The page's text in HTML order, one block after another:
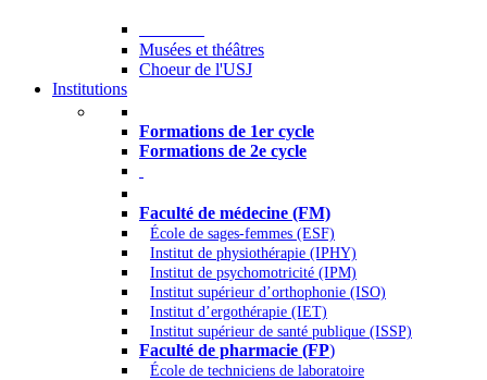
Musées et théâtres
Choeur de l'USJ
Institutions
Formations de 1er cycle
Formations de 2e cycle
Faculté de médecine (FM)
École de sages-femmes (ESF)
Institut de physiothérapie (IPHY)
Institut de psychomotricité (IPM)
Institut supérieur d’orthophonie (ISO)
Institut d’ergothérapie (IET)
Institut supérieur de santé publique (ISSP)
Faculté de pharmacie (FP)
École de techniciens de laboratoire